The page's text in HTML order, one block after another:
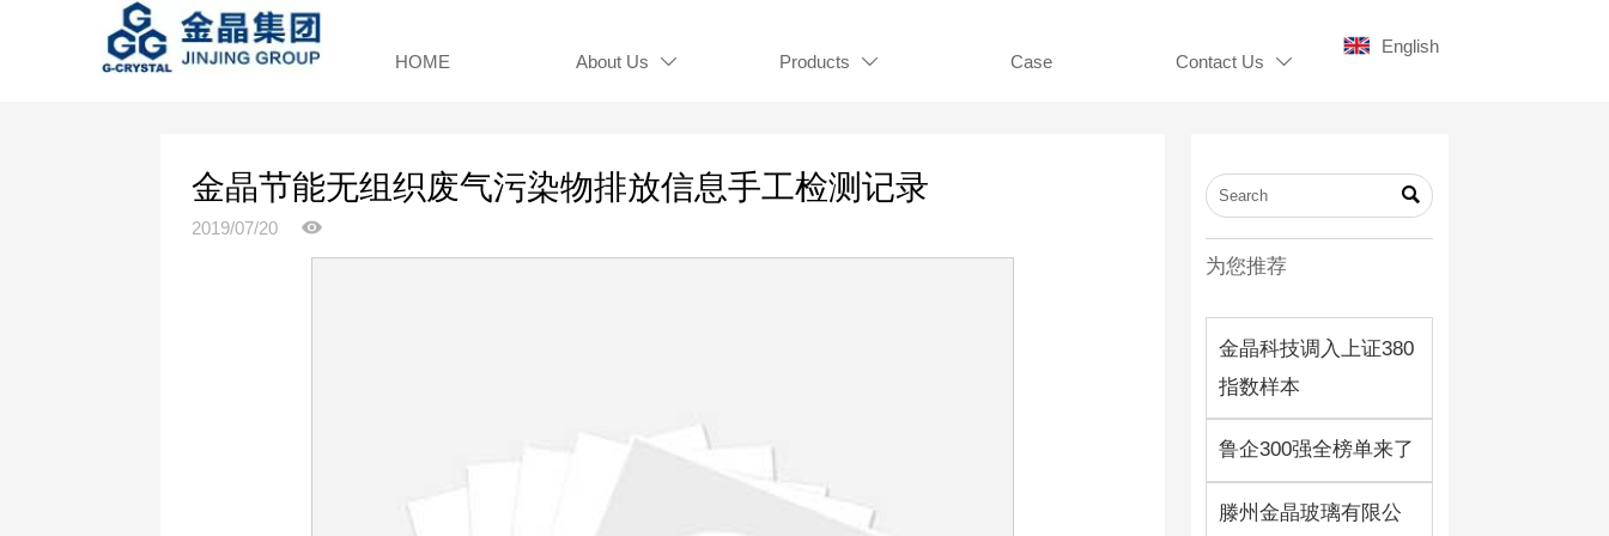
HOME About Us  Products  Case Contact Us 
English
金晶节能无组织废气污染物排放信息手工检测记录
2019/07/20

为您推荐
金晶科技调入上证380
指数样本
鲁企300强全榜单来了
滕州金晶玻璃有限公